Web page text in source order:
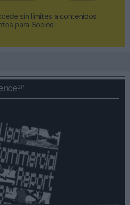
sin límites a contenidos
para Socios!​​​​​​​
2P